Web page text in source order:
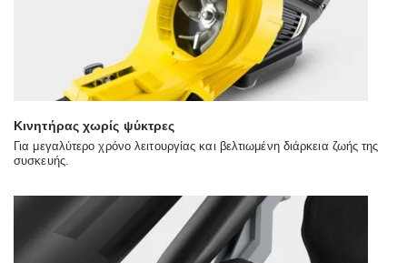
Κινητήρας χωρίς ψύκτρες
Για μεγαλύτερο χρόνο λειτουργίας και βελτιωμένη διάρκεια ζωής της
συσκευής.